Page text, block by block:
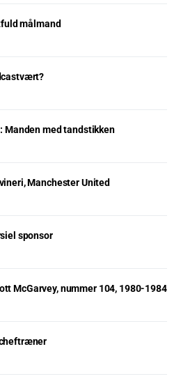
målmand
med tandstikken
Manchester United
sponsor
McGarvey, nummer 104, 1980-1984